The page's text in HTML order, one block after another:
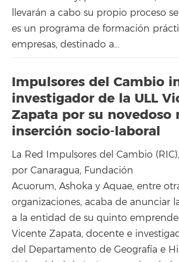
llevarán a cabo su propio proceso
es un programa de formación
empresas, destinado a...
Impulsores del Cambio
investigador de la ULL
Zapata por su novedoso
inserción socio-laboral
La Red Impulsores del Cambio
por Canaragua, Fundación
Acuorum, Ashoka y Aquae, entre
organizaciones, acaba de anunciar
a la entidad de su quinto
Vicente Zapata, docente e
del Departamento de Geografía e